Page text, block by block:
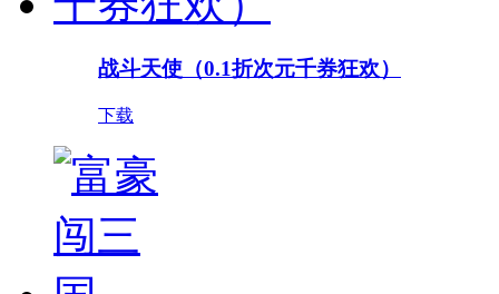
战斗天使（0.1折次元千券狂欢）
下载